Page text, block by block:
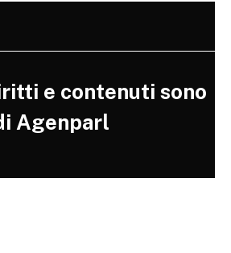
e contenuti sono
Agenparl